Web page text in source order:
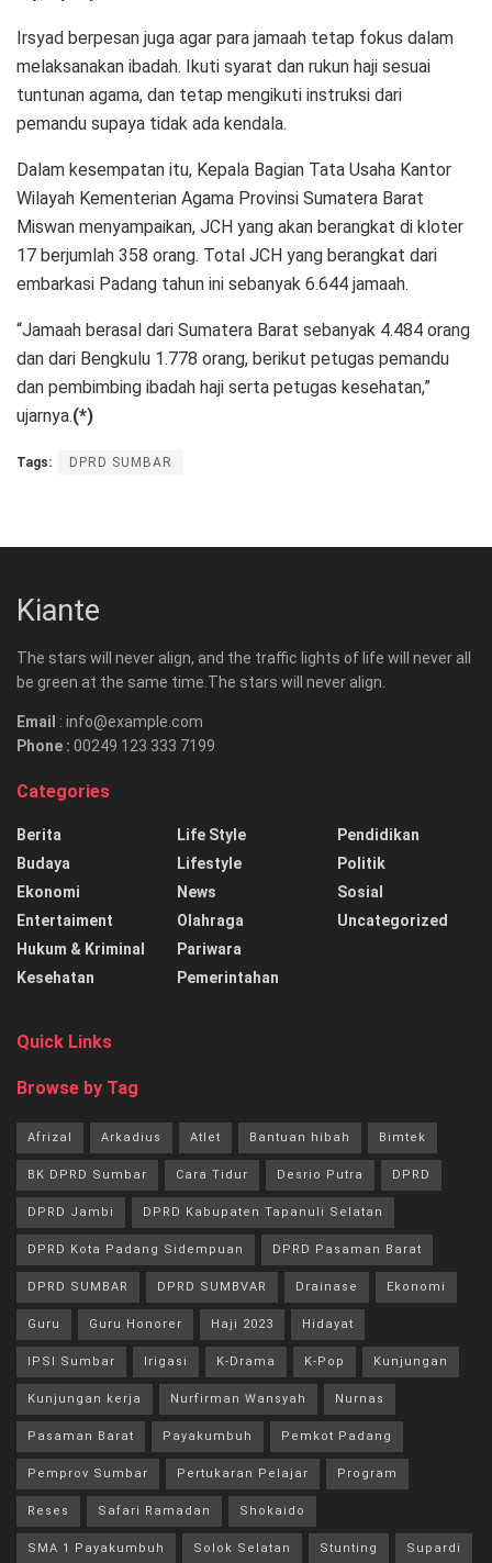
Irsyad berpesan juga agar para jamaah tetap fokus dalam
melaksanakan ibadah. Ikuti syarat dan rukun haji sesuai
tuntunan agama, dan tetap mengikuti instruksi dari
pemandu supaya tidak ada kendala.
Dalam kesempatan itu, Kepala Bagian Tata Usaha Kantor
Wilayah Kementerian Agama Provinsi Sumatera Barat
Miswan menyampaikan, JCH yang akan berangkat di kloter
17 berjumlah 358 orang. Total JCH yang berangkat dari
embarkasi Padang tahun ini sebanyak 6.644 jamaah.
“Jamaah berasal dari Sumatera Barat sebanyak 4.484 orang
dan dari Bengkulu 1.778 orang, berikut petugas pemandu
dan pembimbing ibadah haji serta petugas kesehatan,”
ujarnya.(*)
Tags: DPRD SUMBAR
Kiante
The stars will never align, and the traffic lights of life will never all
be green at the same time.The stars will never align.
Email : info@example.com
Phone : 00249 123 333 7199
Categories
Berita
Budaya
Ekonomi
Entertaiment
Hukum & Kriminal
Kesehatan
Life Style
Lifestyle
News
Olahraga
Pariwara
Pemerintahan
Pendidikan
Politik
Sosial
Uncategorized
Quick Links
Browse by Tag
Afrizal Arkadius Atlet Bantuan hibah Bimtek
BK DPRD Sumbar Cara Tidur Desrio Putra DPRD
DPRD Jambi DPRD Kabupaten Tapanuli Selatan
DPRD Kota Padang Sidempuan DPRD Pasaman Barat
DPRD SUMBAR DPRD SUMBVAR Drainase Ekonomi
Guru Guru Honorer Haji 2023 Hidayat
IPSI Sumbar Irigasi K-Drama K-Pop Kunjungan
Kunjungan kerja Nurfirman Wansyah Nurnas
Pasaman Barat Payakumbuh Pemkot Padang
Pemprov Sumbar Pertukaran Pelajar Program
Reses Safari Ramadan Shokaido
SMA 1 Payakumbuh Solok Selatan Stunting Supardi